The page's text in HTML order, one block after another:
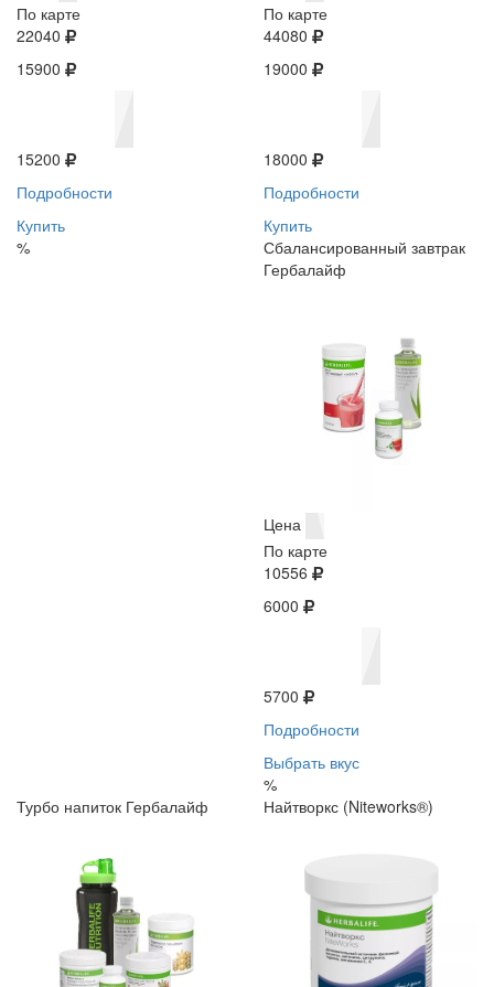
По карте
22040
15900
15200
Подробности
Купить
%
По карте
44080
19000
18000
Подробности
Купить
Сбалансированный завтрак
Гербалайф
Цена
По карте
10556
6000
5700
Подробности
Выбрать вкус
%
Турбо напиток Гербалайф
Найтворкс (Niteworks®)